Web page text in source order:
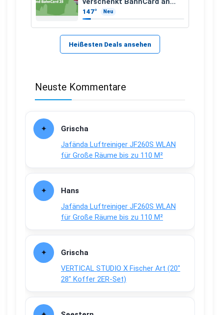
Kinder und Jugendliche
147° Neu
Heißesten Deals ansehen
Neuste Kommentare
Grischa
Jafända Luftreiniger JF260S WLAN
für Große Räume bis zu 110 M²
Hans
Jafända Luftreiniger JF260S WLAN
für Große Räume bis zu 110 M²
Grischa
VERTICAL STUDIO X Fischer Art (20″
28″ Koffer 2ER-Set)